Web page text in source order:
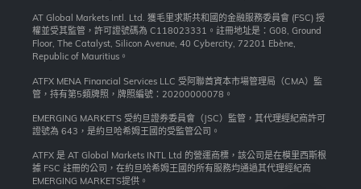
AT Global Markets Intl. Ltd. 獲毛里求斯共和國的金融服務委員會 (FSC) 授
權並受其監管，許可證號碼為 C118023331。註冊地址是：G08, Ground
Floor, The Catalyst, Silicon Avenue, 40 Cybercity, 72201 Ebène,
Republic of Mauritius。
ATFX MENA Financial Services LLC 受阿聯酋資本市場管理局（CMA）監
管，持有第5類牌照，牌照編號：20200000078。
EMERGING MARKETS 受約旦證券委員會（JSC）監管，其代理經紀商許可
證號為 643，是約旦哈希姆王國的受監管公司。
ATFX 是 AT Global Markets INTL Ltd 的營運商標，該公司是在模里西斯根
據 FSC 註冊的公司，在約旦哈希姆王國的所有服務均通過其代理經紀商
EMERGING MARKETS提供。